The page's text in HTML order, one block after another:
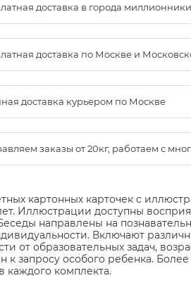
доставка в города
доставка по Москве и
доставка курьером по Москве
заказы от 20кг, работаем с
картонных карточек с
Иллюстрации доступны
направлены на
Включают
от образовательных задач,
к запросу особого ребенка.
каждого комплекта.